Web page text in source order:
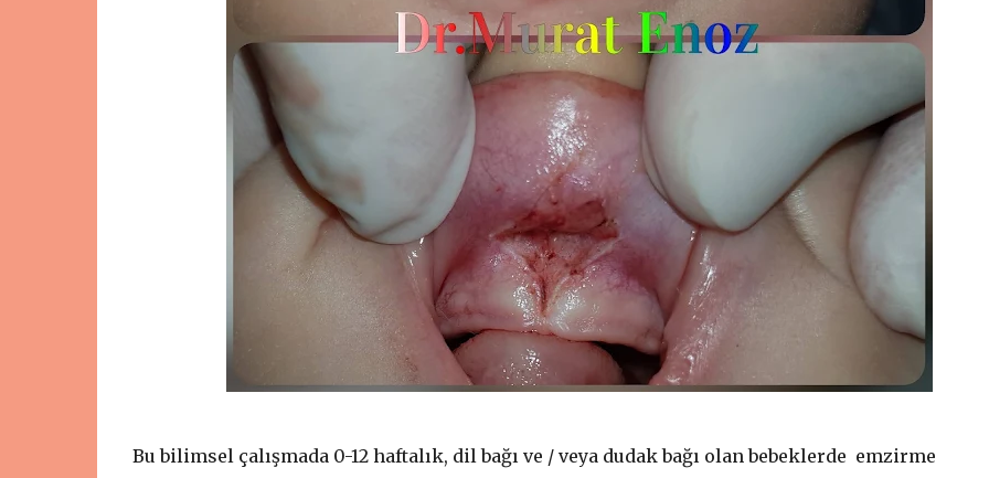
Bu bilimsel çalışmada 0-12 haftalık, dil bağı ve / veya dudak bağı olan bebeklerde emzirme